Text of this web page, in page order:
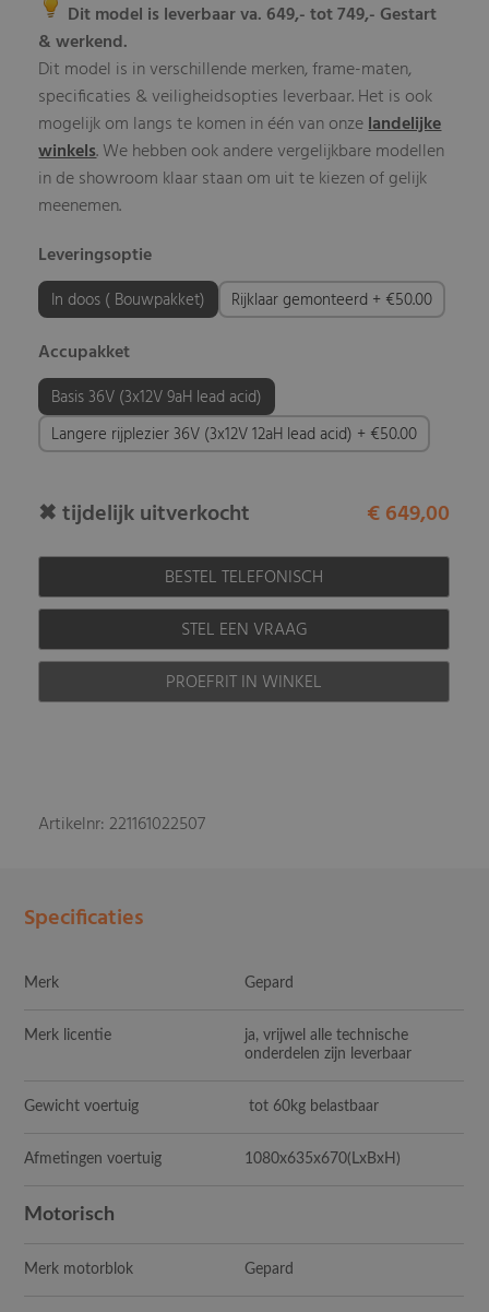
Dit model is leverbaar va. 649,- tot 749,- Gestart
& werkend.
Dit model is in verschillende merken, frame-maten,
specificaties & veiligheidsopties leverbaar. Het is ook
mogelijk om langs te komen in één van onzelandelijke
winkels. We hebben ook andere vergelijkbare modellen
in de showroom klaar staan om uit te kiezen of gelijk
meenemen.
Leveringsoptie
In doos ( Bouwpakket) Rijklaar gemonteerd + €50.00
Accupakket
Basis 36V (3x12V 9aH lead acid)
Langere rijplezier 36V (3x12V 12aH lead acid) + €50.00
✖ tijdelijk uitverkocht € 649,00
BESTEL TELEFONISCH
STEL EEN VRAAG
PROEFRIT IN WINKEL
Artikelnr: 221161022507
Specificaties
Merk Gepard
Merk licentie
ja, vrijwel alle technische
onderdelen zijn leverbaar
Gewicht voertuig tot 60kg belastbaar
Afmetingen voertuig 1080x635x670(LxBxH)
Motorisch
Merk motorblok Gepard